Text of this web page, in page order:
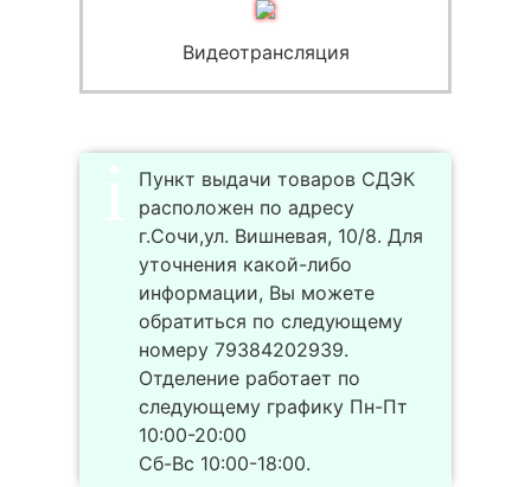
Видеотрансляция
Пункт выдачи товаров СДЭК
расположен по адресу
г.Сочи,ул. Вишневая, 10/8. Для
уточнения какой-либо
информации, Вы можете
обратиться по следующему
номеру 79384202939.
Отделение работает по
следующему графику Пн-Пт
10:00-20:00
Сб-Вс 10:00-18:00.